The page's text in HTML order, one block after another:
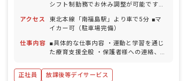
シフト制勤務でお休み調整が可能です！
暇（6日間） 有給休暇（法定通り付与）
産前産後・育児休暇 ※年間休日107日
（有休は別途付与）
アクセス
東北本線「南福島駅」より車で5分 ■マ
イカー可（駐車場完備）
仕事内容
■具体的な仕事内容 ・運動と学習を通じ
た療育支援全般 ・保護者様への連絡、相
正社員
放課後等デイサービス